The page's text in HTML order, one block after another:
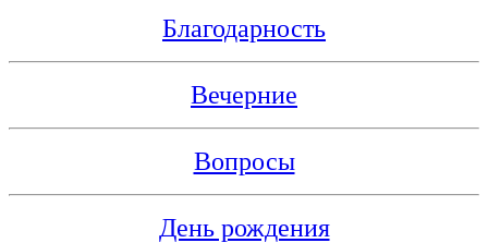
Благодарность
Вечерние
Вопросы
День рождения